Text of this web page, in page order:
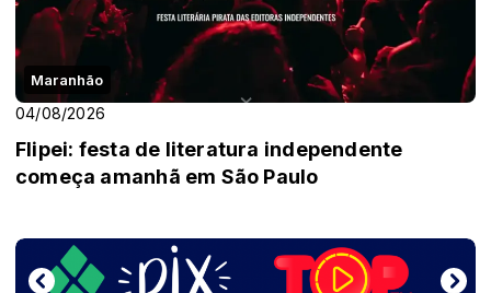
Maranhão
04/08/2026
Flipei: festa de literatura independente
começa amanhã em São Paulo